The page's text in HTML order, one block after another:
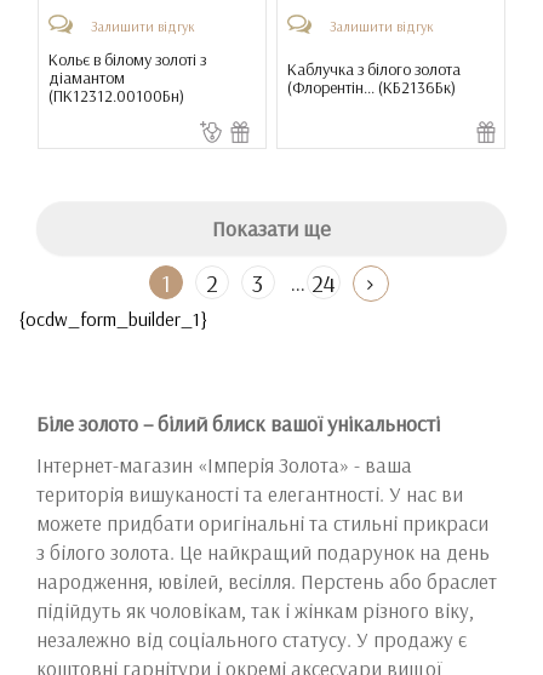
Залишити відгук
Кольє в білому золоті з
діамантом
(ПК12312.00100Бн)
Залишити відгук
Каблучка з білого золота
(Флорентін... (КБ2136Бк)
Показати ще
1 2 3 ... 24
{ocdw_form_builder_1}
Біле золото – білий блиск вашої унікальності
Інтернет-магазин «Імперія Золота» - ваша
територія вишуканості та елегантності. У нас ви
можете придбати оригінальні та стильні прикраси
з білого золота. Це найкращий подарунок на день
народження, ювілей, весілля. Перстень або браслет
підійдуть як чоловікам, так і жінкам різного віку,
незалежно від соціального статусу. У продажу є
коштовні гарнітури і окремі аксесуари вищої